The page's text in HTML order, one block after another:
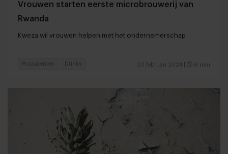
Vrouwen starten eerste microbrouwerij van
Rwanda
Kweza wil vrouwen helpen met het ondernemerschap
20 februari 2024 6 min
Producenten Drinks